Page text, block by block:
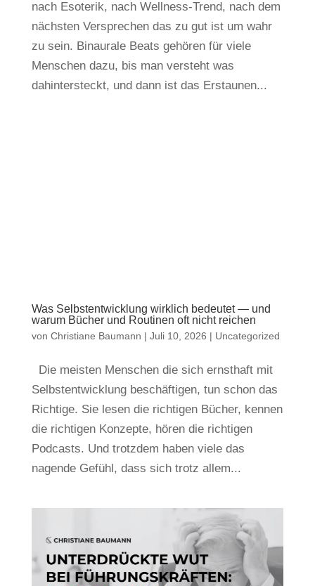
nach Esoterik, nach Wellness-Trend, nach dem
nächsten Versprechen das zu gut ist um wahr
zu sein. Binaurale Beats gehören für viele
Menschen dazu, bis man versteht was
dahintersteckt, und dann ist das Erstaunen...
Was Selbstentwicklung wirklich bedeutet — und
warum Bücher und Routinen oft nicht reichen
von Christiane Baumann | Juli 10, 2026 | Uncategorized
Die meisten Menschen die sich ernsthaft mit
Selbstentwicklung beschäftigen, tun schon das
Richtige. Sie lesen die richtigen Bücher, kennen
die richtigen Konzepte, hören die richtigen
Podcasts. Und trotzdem haben viele das
nagende Gefühl, dass sich trotz allem...